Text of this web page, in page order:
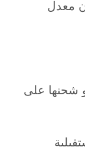
معدل
شحنها على